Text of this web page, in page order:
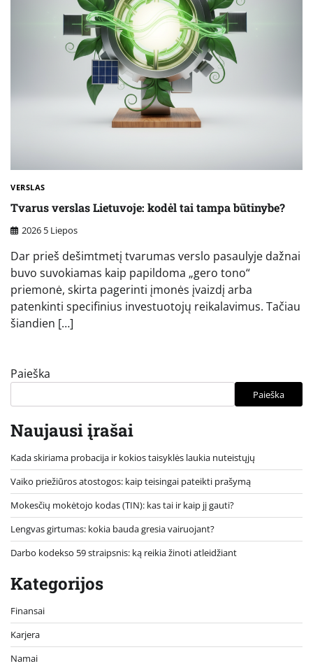
VERSLAS
Tvarus verslas Lietuvoje: kodėl tai tampa būtinybe?
2026 5 Liepos
Dar prieš dešimtmetį tvarumas verslo pasaulyje dažnai
buvo suvokiamas kaip papildoma „gero tono“
priemonė, skirta pagerinti įmonės įvaizdį arba
patenkinti specifinius investuotojų reikalavimus. Tačiau
šiandien […]
Paieška
Paieška
Naujausi įrašai
Kada skiriama probacija ir kokios taisyklės laukia nuteistųjų
Vaiko priežiūros atostogos: kaip teisingai pateikti prašymą
Mokesčių mokėtojo kodas (TIN): kas tai ir kaip jį gauti?
Lengvas girtumas: kokia bauda gresia vairuojant?
Darbo kodekso 59 straipsnis: ką reikia žinoti atleidžiant
Kategorijos
Finansai
Karjera
Namai